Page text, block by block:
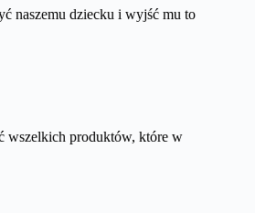
naszemu dziecku i wyjść mu to
wszelkich produktów, które w